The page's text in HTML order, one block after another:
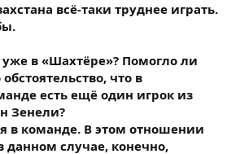
всё-таки труднее играть.
в «Шахтёре»? Помогло ли
что в
есть ещё один игрок из
Зенели?
в команде. В этом отношении
данном случае, конечно,